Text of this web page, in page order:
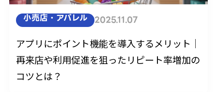
小売店・アパレル 2025.11.07
アプリにポイント機能を導入するメリット｜
再来店や利用促進を狙ったリピート率増加の
コツとは？